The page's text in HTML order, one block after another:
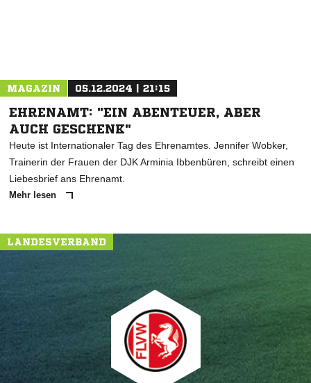
MAGAZIN 05.12.2024 | 21:15
EHRENAMT: "EIN ABENTEUER, ABER
AUCH GESCHENK"
Heute ist Internationaler Tag des Ehrenamtes. Jennifer Wobker,
Trainerin der Frauen der DJK Arminia Ibbenbüren, schreibt einen
Liebesbrief ans Ehrenamt.
Mehr lesen
LANDESVERBAND